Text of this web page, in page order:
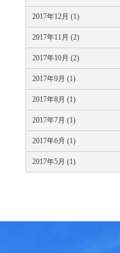
2017年12月 (1)
2017年11月 (2)
2017年10月 (2)
2017年9月 (1)
2017年8月 (1)
2017年7月 (1)
2017年6月 (1)
2017年5月 (1)